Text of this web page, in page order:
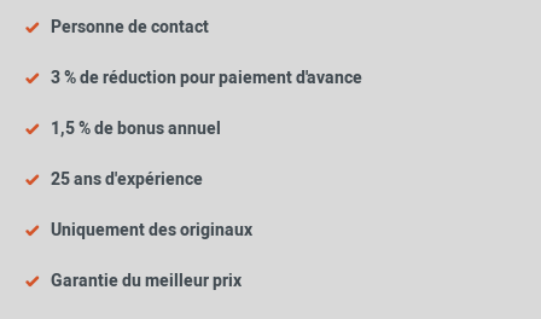
Personne de contact
3 % de réduction pour paiement d'avance
1,5 % de bonus annuel
25 ans d'expérience
Uniquement des originaux
Garantie du meilleur prix